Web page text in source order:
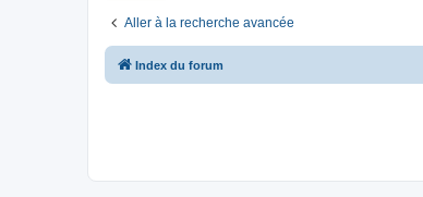
Aller à la recherche avancée
Index du forum